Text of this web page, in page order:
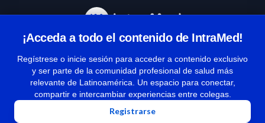
¡Acceda a todo el contenido de IntraMed!
Regístrese o inicie sesión para acceder a contenido exclusivo
y ser parte de la comunidad profesional de salud más
relevante de Latinoamérica. Un espacio para conectar,
compartir e intercambiar experiencias entre colegas.
Registrarse
Términos y condiciones
| Políticas de privacidad
| Todos los derechos reservados | Copyright 1997-2026